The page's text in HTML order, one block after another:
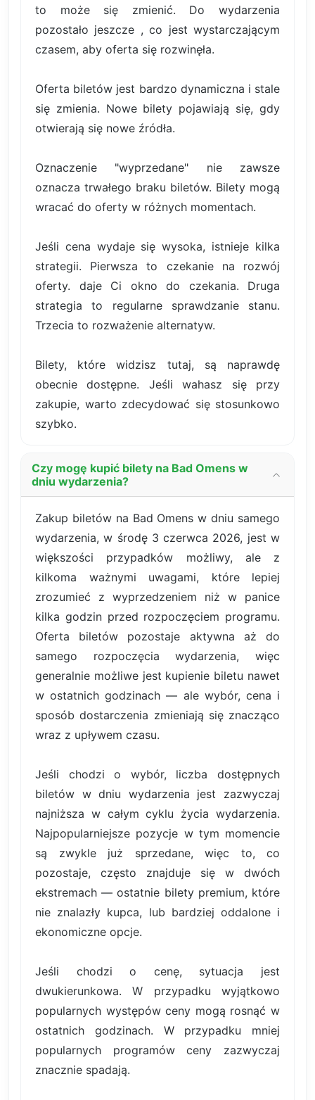
to może się zmienić. Do wydarzenia
pozostało jeszcze , co jest wystarczającym
czasem, aby oferta się rozwinęła.
Oferta biletów jest bardzo dynamiczna i stale
się zmienia. Nowe bilety pojawiają się, gdy
otwierają się nowe źródła.
Oznaczenie "wyprzedane" nie zawsze
oznacza trwałego braku biletów. Bilety mogą
wracać do oferty w różnych momentach.
Jeśli cena wydaje się wysoka, istnieje kilka
strategii. Pierwsza to czekanie na rozwój
oferty. daje Ci okno do czekania. Druga
strategia to regularne sprawdzanie stanu.
Trzecia to rozważenie alternatyw.
Bilety, które widzisz tutaj, są naprawdę
obecnie dostępne. Jeśli wahasz się przy
zakupie, warto zdecydować się stosunkowo
szybko.
Czy mogę kupić bilety na Bad Omens w
dniu wydarzenia?
Zakup biletów na Bad Omens w dniu samego
wydarzenia, w środę 3 czerwca 2026, jest w
większości przypadków możliwy, ale z
kilkoma ważnymi uwagami, które lepiej
zrozumieć z wyprzedzeniem niż w panice
kilka godzin przed rozpoczęciem programu.
Oferta biletów pozostaje aktywna aż do
samego rozpoczęcia wydarzenia, więc
generalnie możliwe jest kupienie biletu nawet
w ostatnich godzinach — ale wybór, cena i
sposób dostarczenia zmieniają się znacząco
wraz z upływem czasu.
Jeśli chodzi o wybór, liczba dostępnych
biletów w dniu wydarzenia jest zazwyczaj
najniższa w całym cyklu życia wydarzenia.
Najpopularniejsze pozycje w tym momencie
są zwykle już sprzedane, więc to, co
pozostaje, często znajduje się w dwóch
ekstremach — ostatnie bilety premium, które
nie znalazły kupca, lub bardziej oddalone i
ekonomiczne opcje.
Jeśli chodzi o cenę, sytuacja jest
dwukierunkowa. W przypadku wyjątkowo
popularnych występów ceny mogą rosnąć w
ostatnich godzinach. W przypadku mniej
popularnych programów ceny zazwyczaj
znacznie spadają.